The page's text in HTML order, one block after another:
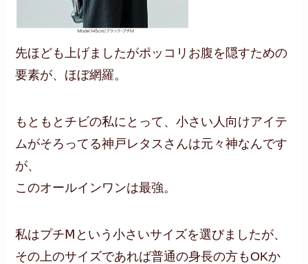
先ほども上げましたがポッコリお腹を隠すための
要素が、ほぼ網羅。
もともとチビの私にとって、小さい人向けアイテ
ムがそろってる神戸レタスさんは元々神なんです
が、
このオールインワンは最強。
私はプチⅯという小さいサイズを選びましたが、
その上のサイズであれば普通の身長の方もOKか